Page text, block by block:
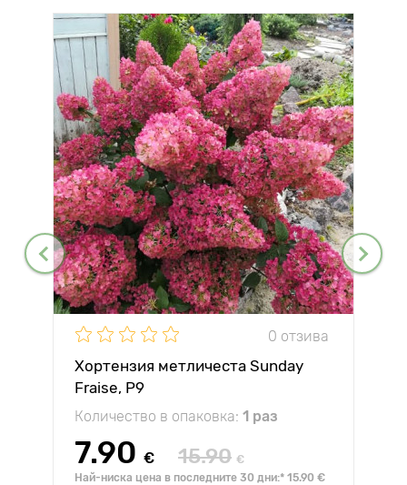
0 отзива
Хортензия метличеста Sunday
Fraise, P9
Количество в опаковка: 1 раз
7.90 € 15.90 €
Най-ниска цена в последните 30 дни:* 15.90 €